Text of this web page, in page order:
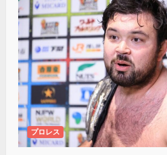
プロレス